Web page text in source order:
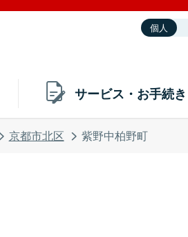
個人
サービス・お手続き
京都市北区 紫野中柏野町